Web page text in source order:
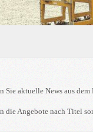
Sie aktuelle News aus
die Angebote nach Titel